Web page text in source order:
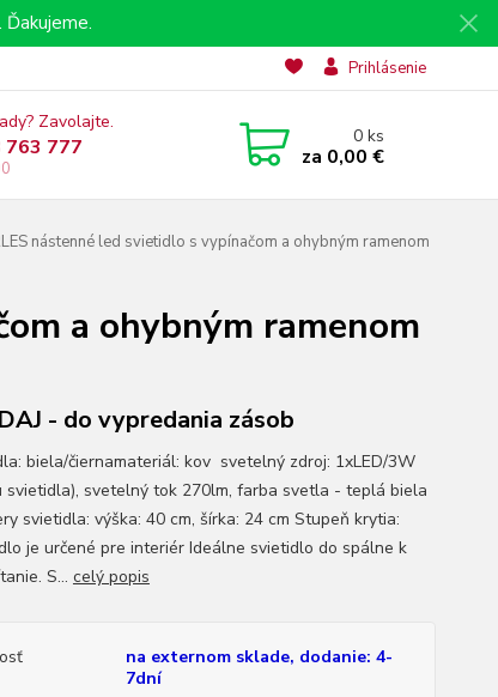
Prihlásenie
Zavolajte.
763 777 0ks
za 0,00 €
nástenné led svietidlo s vypínačom a ohybným ramenom
a ohybným ramenom
- do vypredania zásob
biela/čiernamateriál: kov svetelný zdroj: 1xLED/3W
svietidla), svetelný tok 270lm, farba svetla - teplá biela
svietidla: výška: 40 cm, šírka: 24 cm Stupeň krytia:
je určené pre interiér Ideálne svietidlo do spálne k
S... celý popis
na externom sklade, dodanie: 4-
7dní